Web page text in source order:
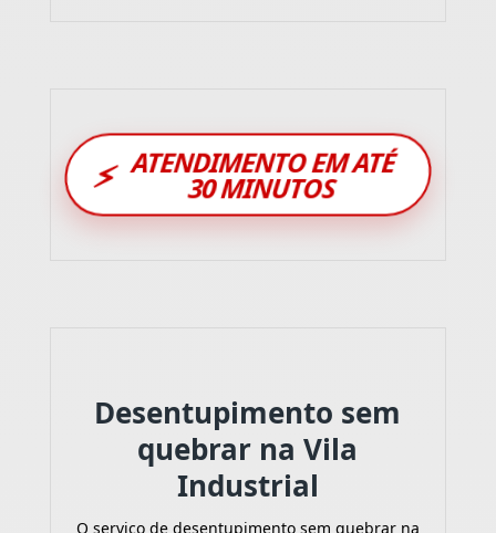
⚡ ATENDIMENTO EM ATÉ
30 MINUTOS
Desentupimento sem
quebrar na Vila
Industrial
O serviço de desentupimento sem quebrar na